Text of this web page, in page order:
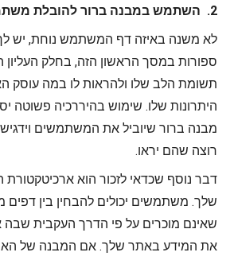
2. השתמש במבנה ברור להובלת משתמשים
לא משנה באיזה דף המשתמש נוחת, יש
ספורות במסך הראשון הזה, בחלק
תשומת הלב שלו ולהראות לו במה עוסק
היתרונות שלו. שימוש בהיררכיה פשוטה
מבנה ברור שיוביל את המשתמשים
רוצה שהם יראו.
דבר נוסף שכדאי לזכור הוא
שלך. משתמשים יכולים להבחין בין דפים
שאינם מוכרים על פי הדרך העקבית שבה
את המידע באתר שלך. אם המבנה של